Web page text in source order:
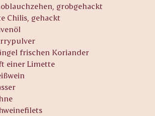
grobgehackt
Chilis, gehackt
frischen Koriander
einer Limette